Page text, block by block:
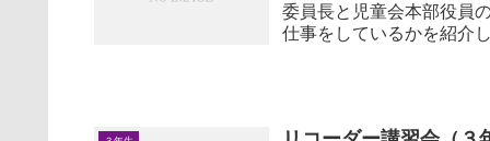
委員長と児童会本部役員
仕事をしているかを紹介